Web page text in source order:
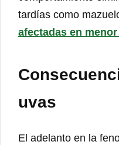
tardías como
afectadas en
uvas
El adelanto en la